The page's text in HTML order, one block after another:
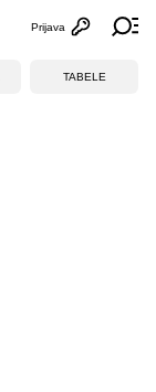
Otvori
Prijava
TABELE